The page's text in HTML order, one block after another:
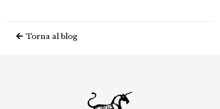
Torna al blog